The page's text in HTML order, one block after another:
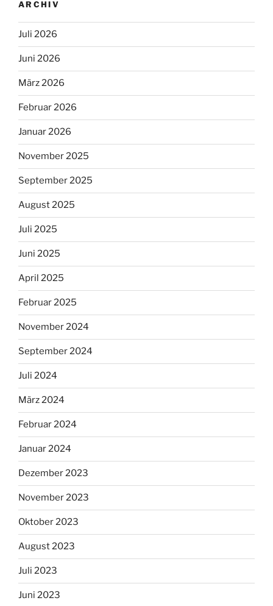
ARCHIV
Juli 2026
Juni 2026
März 2026
Februar 2026
Januar 2026
November 2025
September 2025
August 2025
Juli 2025
Juni 2025
April 2025
Februar 2025
November 2024
September 2024
Juli 2024
März 2024
Februar 2024
Januar 2024
Dezember 2023
November 2023
Oktober 2023
August 2023
Juli 2023
Juni 2023